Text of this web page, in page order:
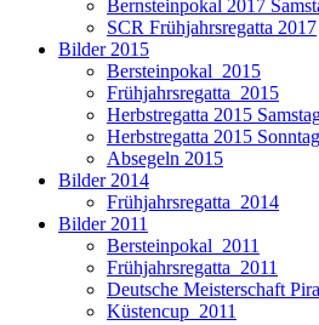
Bernsteinpokal 2017
SCR Frühjahrsregatta 2017
Bilder 2015
Bersteinpokal_2015
Frühjahrsregatta_2015
Herbstregatta 2015
Herbstregatta 2015 Sonntag
Absegeln 2015
Bilder 2014
Frühjahrsregatta_2014
Bilder 2011
Bersteinpokal_2011
Frühjahrsregatta_2011
Deutsche Meisterschaft
Küstencup_2011